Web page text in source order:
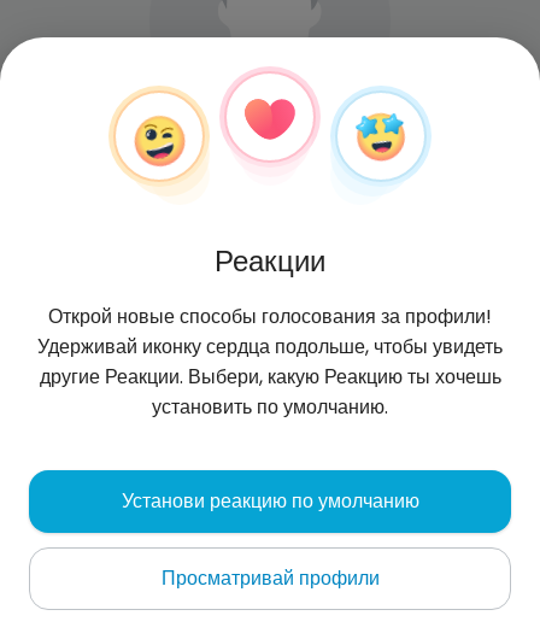
Daniel , 36
Lutcza
Oбо мне
Реакции
Открой новые способы голосования за профили!
Удерживай иконку сердца подольше, чтобы увидеть
другие Реакции. Выбери, какую Реакцию ты хочешь
установить по умолчанию.
Установи реакцию по умолчанию
Просматривай профили